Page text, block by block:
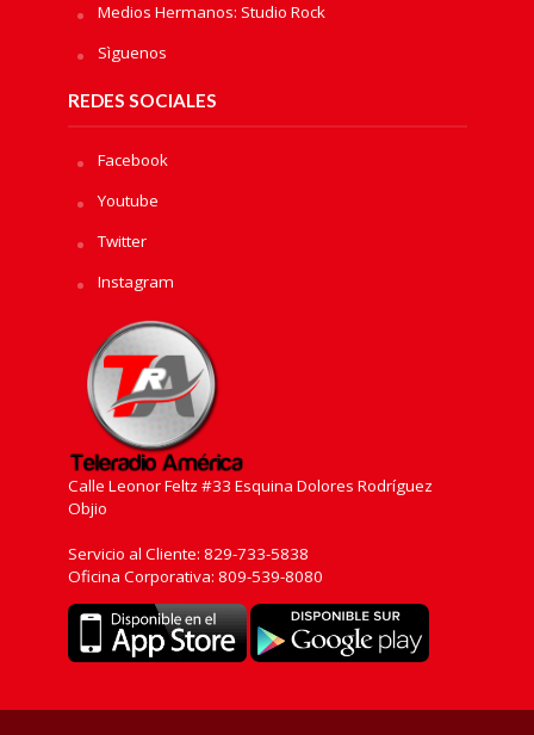
Medios Hermanos: Studio Rock
Sìguenos
REDES SOCIALES
Facebook
Youtube
Twitter
Instagram
Calle Leonor Feltz #33 Esquina Dolores Rodríguez
Objio
Servicio al Cliente: 829-733-5838
Oficina Corporativa: 809-539-8080